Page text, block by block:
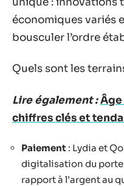
économiques variés
bousculer l’ordre
Quels sont les
Lire également :Âge
chiffres clés et
Paiement : Lydia et
digitalisation du
rapport à l’argent au